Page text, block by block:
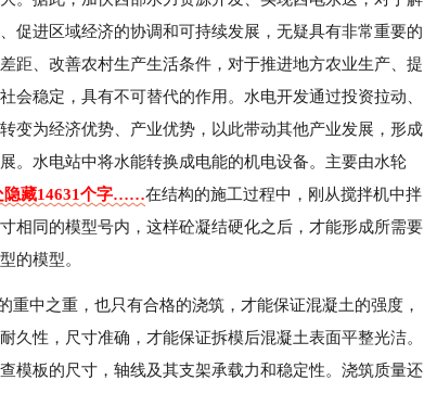
促进区域经济的协调和可持续发展，无疑具有非常重要的
距、改善农村生产生活条件，对于推进地方农业生产、提
会稳定，具有不可替代的作用。水电开发通过投资拉动、
变为经济优势、产业优势，以此带动其他产业发展，形成
。水电站中将水能转换成电能的机电设备。主要由水轮
藏14631个字……在结构的施工过程中，刚从搅拌机中拌
相同的模型号内，这样砼凝结硬化之后，才能形成所需要
的模型。
重中之重，也只有合格的浇筑，才能保证混凝土的强度，
久性，尺寸准确，才能保证拆模后混凝土表面平整光洁。
模板的尺寸，轴线及其支架承载力和稳定性。浇筑质量还